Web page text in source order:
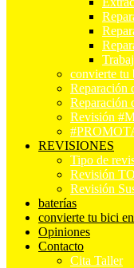
convierte tu
Reparación
Reparación
Revisión
REVISIONES
Tipo de
Revisión
Revisión
baterías
convierte tu bici
Opiniones
Contacto
Cita Taller